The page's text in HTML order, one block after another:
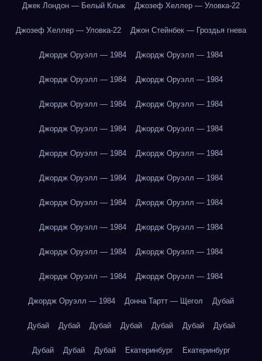
Джек Лондон — Белый Клык Джозеф Хеллер — Уловка-22
Джозеф Хеллер — Уловка-22 Джон Стейнбек — Гроздья гнева
Джордж Оруэлл — 1984 Джордж Оруэлл — 1984
Джордж Оруэлл — 1984 Джордж Оруэлл — 1984
Джордж Оруэлл — 1984 Джордж Оруэлл — 1984
Джордж Оруэлл — 1984 Джордж Оруэлл — 1984
Джордж Оруэлл — 1984 Джордж Оруэлл — 1984
Джордж Оруэлл — 1984 Джордж Оруэлл — 1984
Джордж Оруэлл — 1984 Джордж Оруэлл — 1984
Джордж Оруэлл — 1984 Джордж Оруэлл — 1984
Джордж Оруэлл — 1984 Джордж Оруэлл — 1984
Джордж Оруэлл — 1984 Джордж Оруэлл — 1984
Джордж Оруэлл — 1984 Донна Тартт — Щегол Дубай
Дубай Дубай Дубай Дубай Дубай Дубай Дубай
Дубай Дубай Дубай Екатеринбург Екатеринбург